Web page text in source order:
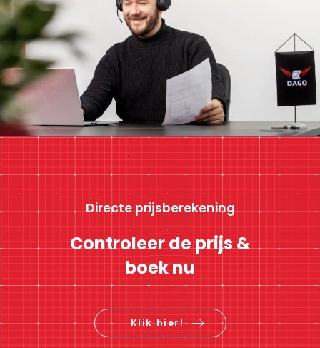
Directe prijsberekening
Controleer de prijs &
boek nu
Klik hier!